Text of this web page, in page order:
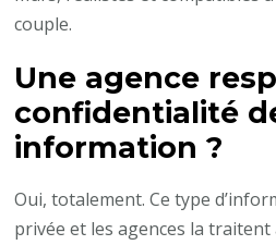
couple.
Une agence
confidentialité
information ?
Oui, totalement. Ce type
privée et les agences la traitent